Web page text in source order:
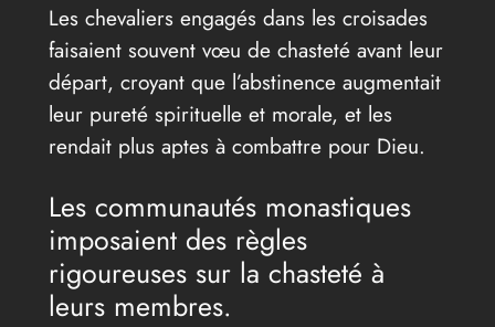
Les chevaliers engagés dans les croisades
faisaient souvent vœu de chasteté avant leur
départ, croyant que l’abstinence augmentait
leur pureté spirituelle et morale, et les
rendait plus aptes à combattre pour Dieu.
Les communautés monastiques
imposaient des règles
rigoureuses sur la chasteté à
leurs membres.